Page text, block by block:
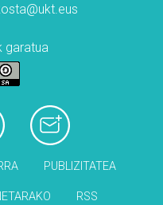
garatua
PUBLIZITATEA
RSS